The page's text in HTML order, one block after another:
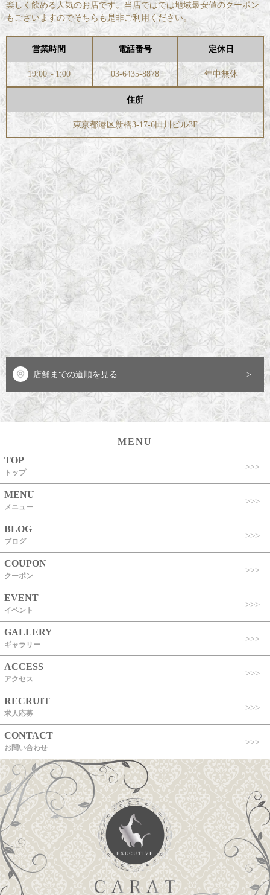
楽しく飲める人気のお店です。当店ではでは地域最安値のクーポン
もございますのでそちらも是非ご利用ください。
営業時間
19:00～1:00
電話番号
03-6435-8878
定休日
年中無休
住所
東京都港区新橋3-17-6田川ビル3F
店舗までの道順を見る
MENU
TOP
トップ
MENU
メニュー
BLOG
ブログ
COUPON
クーポン
EVENT
イベント
GALLERY
ギャラリー
ACCESS
アクセス
RECRUIT
求人応募
CONTACT
お問い合わせ